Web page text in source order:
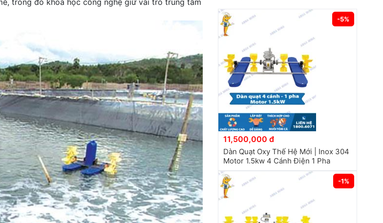
-5%
11,500,000 đ
Dàn Quạt Oxy Thế Hệ Mới | Inox 304
Motor 1.5kw 4 Cánh Điện 1 Pha
-1%